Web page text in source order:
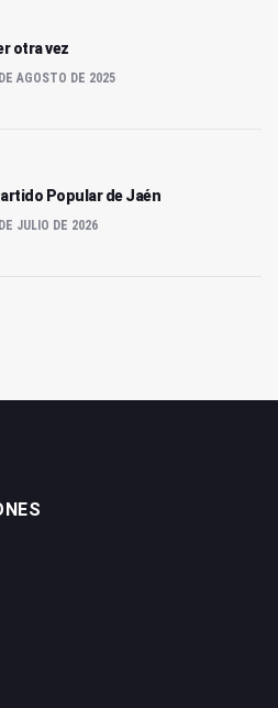
otra vez
AGOSTO DE 2025
Popular de Jaén
JULIO DE 2026